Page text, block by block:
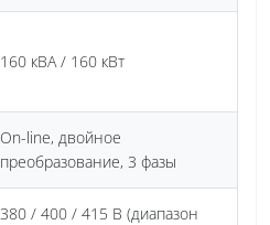
160 кВА / 160 кВт
On-line, двойное
преобразование, 3 фазы
380 / 400 / 415 В (диапазон